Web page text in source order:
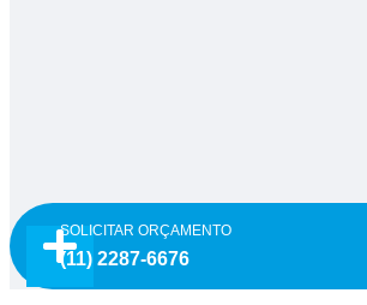
SOLICITAR ORÇAMENTO
(11) 2287-6676